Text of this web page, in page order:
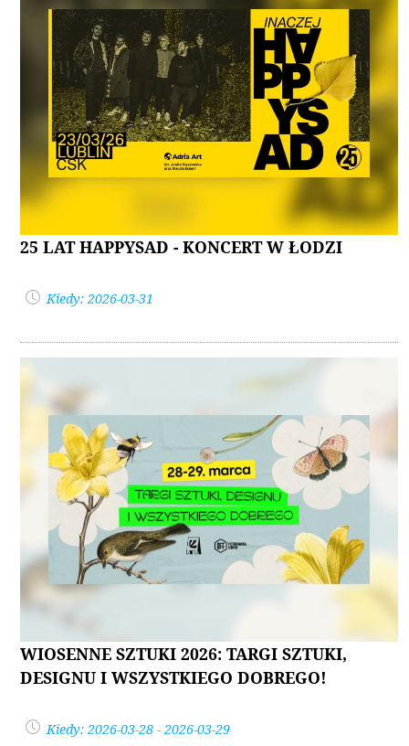
25 LAT HAPPYSAD - KONCERT W ŁODZI
Kiedy: 2026-03-31
WIOSENNE SZTUKI 2026: TARGI SZTUKI,
DESIGNU I WSZYSTKIEGO DOBREGO!
Kiedy: 2026-03-28 - 2026-03-29